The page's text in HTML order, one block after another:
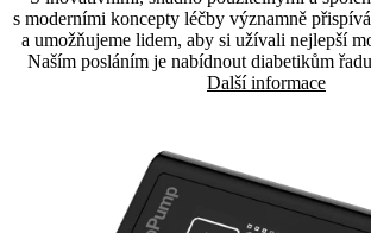
s moderními koncepty léčby významně
a umožňujeme lidem, aby si užívali nejlepší
Naším posláním je nabídnout diabetikům
Další informace